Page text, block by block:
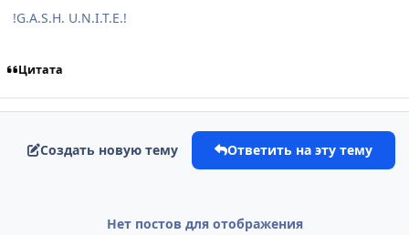
!G.A.S.H. U.N.I.T.E.!
Цитата
Создать новую тему Ответить на эту тему
Нет постов для отображения